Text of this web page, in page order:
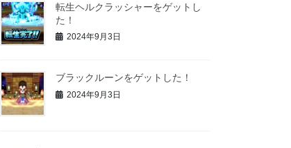
転生ヘルクラッシャーをゲットし
た！
2024年9月3日
ブラックルーンをゲットした！
2024年9月3日